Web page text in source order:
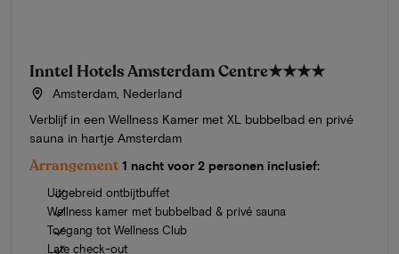
Inntel Hotels Amsterdam Centre★★★★
Amsterdam, Nederland
Verblijf in een Wellness Kamer met XL bubbelbad en privé
sauna in hartje Amsterdam
Arrangement 1 nacht voor 2 personen inclusief:
Uitgebreid ontbijtbuffet
Wellness kamer met bubbelbad & privé sauna
Toegang tot Wellness Club
Late check-out